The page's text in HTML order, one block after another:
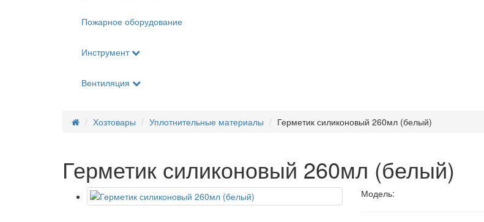
Пожарное оборудование
Инструмент
Вентиляция
Хозтовары Уплотнительные материалы Герметик силиконовый 260мл (белый)
Герметик силиконовый 260мл (белый)
Модель: